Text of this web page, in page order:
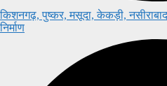
किशनगढ़, पुष्कर, मसूदा, केकड़ी,
निर्माण